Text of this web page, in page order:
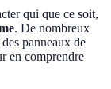
qui que ce soit,
. De nombreux
panneaux de
en comprendre